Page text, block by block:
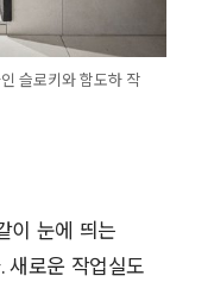
슬로키와 함도하 작
이 눈에 띄는
새로운 작업실도